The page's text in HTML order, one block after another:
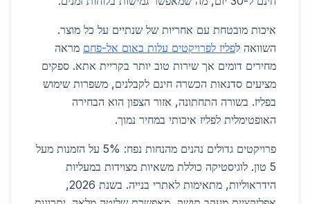
איכות מובטחת עם אחריות של שנתיים על כל מוצר.
השוואה לפליז לפרויקטים עלות באום אל-פחם מראה
מחירים דומים אך שירות טוב יותר בקריית אתא. ספקים
מציעים סדנאות הכשרה חינם לקבלנים, משפרות שימוש
בפליז. בשורה התחתונה, אזור הצפון הוא הבחירה
האופטימלית לפליז איכותי במחיר נמוך.
פרויקטים גדולים נהנים מהנחות נפח: 5% על הזמנות מעל
5 טון. לוגיסטיקה כוללת משאיות מצוידות במעליות
הידראוליות, מתאימות לאתרי בנייה. בשנת 2026,